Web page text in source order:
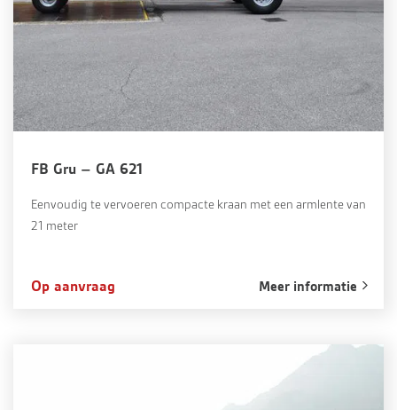
FB Gru – GA 621
Eenvoudig te vervoeren compacte kraan met een armlente van
21 meter
Op aanvraag Meer informatie